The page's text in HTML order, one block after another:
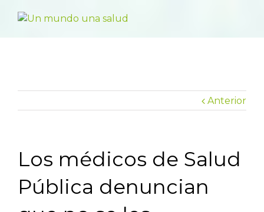
Anterior
Los médicos de Salud
Pública denuncian